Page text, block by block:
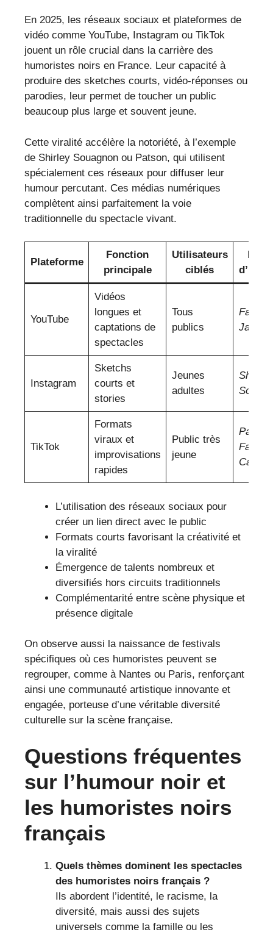
En 2025, les réseaux sociaux et plateformes de
vidéo comme YouTube, Instagram ou TikTok
jouent un rôle crucial dans la carrière des
humoristes noirs en France. Leur capacité à
produire des sketches courts, vidéo-réponses ou
parodies, leur permet de toucher un public
beaucoup plus large et souvent jeune.
Cette viralité accélère la notoriété, à l’exemple
de Shirley Souagnon ou Patson, qui utilisent
spécialement ces réseaux pour diffuser leur
humour percutant. Ces médias numériques
complètent ainsi parfaitement la voie
traditionnelle du spectacle vivant.
Plateforme
Fonction
principale
Utilisateurs
ciblés
YouTube
Vidéos
longues et
captations de
spectacles
Tous
publics
Fary
Instagram
Sketchs
courts et
stories
Jeunes
adultes
Shirley
TikTok
Formats
viraux et
improvisations
rapides
Public très
jeune
Patson
Fadily
L’utilisation des réseaux sociaux pour
créer un lien direct avec le public
Formats courts favorisant la créativité et
la viralité
Émergence de talents nombreux et
diversifiés hors circuits traditionnels
Complémentarité entre scène physique et
présence digitale
On observe aussi la naissance de festivals
spécifiques où ces humoristes peuvent se
regrouper, comme à Nantes ou Paris, renforçant
ainsi une communauté artistique innovante et
engagée, porteuse d’une véritable diversité
culturelle sur la scène française.
Questions fréquentes
sur l’humour noir et
les humoristes noirs
français
Quels thèmes dominent les spectacles
des humoristes noirs français ?
Ils abordent l’identité, le racisme, la
diversité, mais aussi des sujets
universels comme la famille ou les